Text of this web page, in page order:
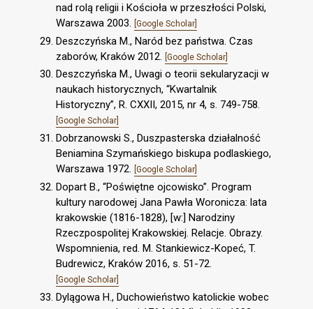
nad rolą religii i Kościoła w przeszłości Polski,
Warszawa 2003. [Google Scholar]
Deszczyńska M., Naród bez państwa. Czas
zaborów, Kraków 2012.
[Google Scholar]
Deszczyńska M., Uwagi o teorii sekularyzacji w
naukach historycznych, “Kwartalnik
Historyczny”, R. CXXII, 2015, nr 4, s. 749-758.
[Google Scholar]
Dobrzanowski S., Duszpasterska działalność
Beniamina Szymańskiego biskupa podlaskiego,
Warszawa 1972. [Google Scholar]
Dopart B., “Poświętne ojcowisko”. Program
kultury narodowej Jana Pawła Woronicza: lata
krakowskie (1816-1828), [w:] Narodziny
Rzeczpospolitej Krakowskiej. Relacje. Obrazy.
Wspomnienia, red. M. Stankiewicz-Kopeć, T.
Budrewicz, Kraków 2016, s. 51-72.
[Google Scholar]
Dylągowa H., Duchowieństwo katolickie wobec